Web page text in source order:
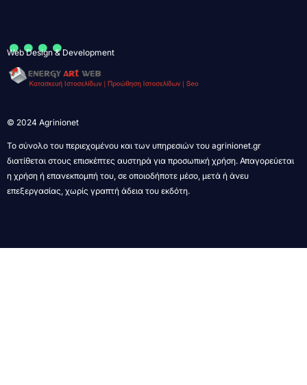
....
Web Design & Development
© 2024 Agrinionet
Το σύνολο του περιεχομένου και των υπηρεσιών του agrinionet.gr
διατίθεται στους επισκέπτες αυστηρά για προσωπική χρήση. Απαγορεύεται
η χρήση ή επανεκπομπή του, σε οποιοδήποτε μέσο, μετά ή άνευ
επεξεργασίας, χωρίς γραπτή άδεια του εκδότη.